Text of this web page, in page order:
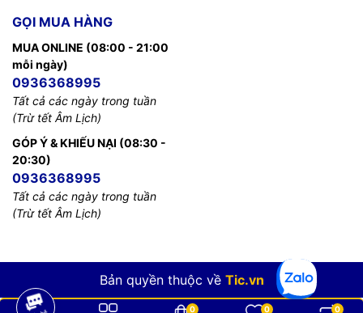
GỌI MUA HÀNG
MUA ONLINE (08:00 - 21:00
mỗi ngày)
0936368995
Tất cả các ngày trong tuần
(Trừ tết Âm Lịch)
GÓP Ý & KHIẾU NẠI (08:30 -
20:30)
0936368995
Tất cả các ngày trong tuần
(Trừ tết Âm Lịch)
Bản quyền thuộc về Tic.vn
0 0 0